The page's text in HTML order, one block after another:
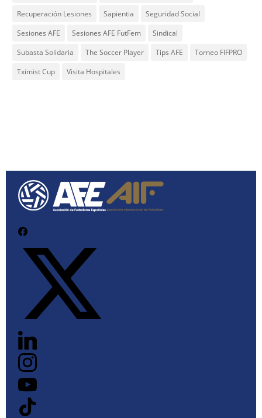
Recuperación Lesiones
Sapientia
Seguridad Social
Sesiones AFE
Sesiones AFE FutFem
Sindical
Subasta Solidaria
The Soccer Player Tips AFE
Torneo FIFPRO
Tximist Cup
Visita Hospitales